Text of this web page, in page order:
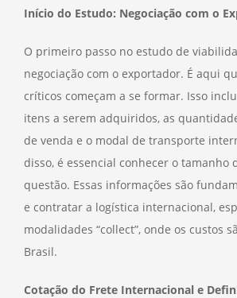
Início do Estudo: Negociação com o
O primeiro passo no estudo de
negociação com o exportador. É aqui
críticos começam a se formar. Isso
itens a serem adquiridos, as
de venda e o modal de transporte
disso, é essencial conhecer o tamanho
questão. Essas informações são
e contratar a logística internacional,
modalidades “collect”, onde os custos
Brasil.
Cotação do Frete Internacional e